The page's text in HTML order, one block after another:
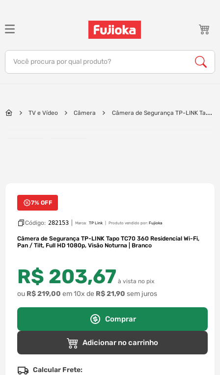
Você procura por qual produto?
TV e Vídeo Câmera
Câmera de Segurança TP-LINK Tapo
7% OFF
Código: 282153 Marca: TP Link Produto vendido por: Fujioka
Câmera de Segurança TP-LINK Tapo TC70 360 Residencial Wi-Fi,
Pan / Tilt, Full HD 1080p, Visão Noturna | Branco
R$ 203,67 à vista no pix
ou R$219,00 em10x de R$21,90 sem juros
Comprar
Adicionar no carrinho
Calcular Frete:
TERMOS MAIS BUSCADOS
1º
notebook
5º
jbl